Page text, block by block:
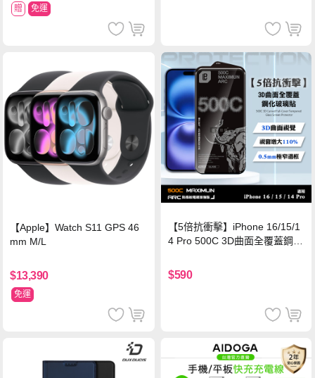
贈 免運
【Apple】Watch S11 GPS 46
mm M/L
$13,390
免運
【5倍抗衝擊】iPhone 16/15/1
4 Pro 500C 3D曲面全覆蓋鋼化
保護貼
$590